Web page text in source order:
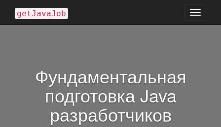
Toggle
getJavaJob
Фундаментальная
подготовка Java
разработчиков